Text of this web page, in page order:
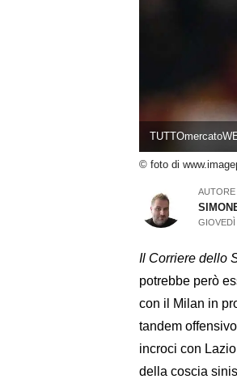
© foto di
AUTORE
Il Corriere dello
potrebbe però
con il Milan in
tandem
incroci con
della coscia